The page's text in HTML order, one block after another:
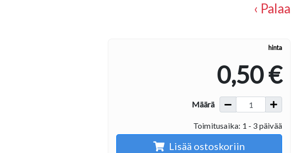
‹ Palaa
hinta
0,50 €
Määrä
Toimitusaika: 1 - 3 päivää
Lisää ostoskoriin